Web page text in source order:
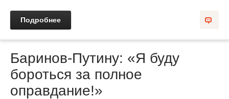
Подробнее
Баринов-Путину: «Я буду
бороться за полное
оправдание!»